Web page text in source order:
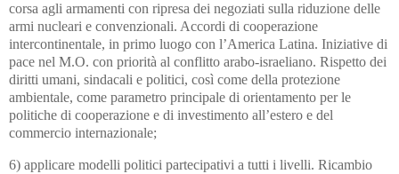
corsa agli armamenti con ripresa dei negoziati sulla riduzione delle
armi nucleari e convenzionali. Accordi di cooperazione
intercontinentale, in primo luogo con l’America Latina. Iniziative di
pace nel M.O. con priorità al conflitto arabo-israeliano. Rispetto dei
diritti umani, sindacali e politici, così come della protezione
ambientale, come parametro principale di orientamento per le
politiche di cooperazione e di investimento all’estero e del
commercio internazionale;
6) applicare modelli politici partecipativi a tutti i livelli. Ricambio